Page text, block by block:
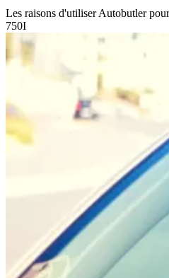
Les raisons d'utiliser Autobutler
750I